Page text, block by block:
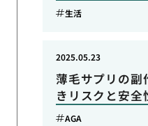
生活
薄毛サプリの副
きリスクと安全
2025.05.23
AGA